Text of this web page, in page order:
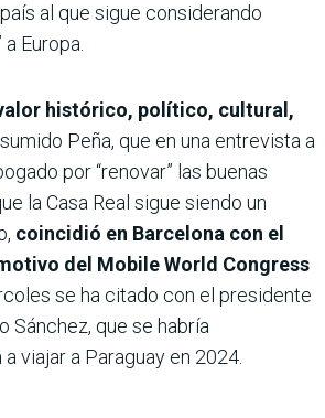
al que sigue considerando
Europa.
histórico, político, cultural,
Peña, que en una entrevista a
por “renovar” las buenas
la Casa Real sigue siendo un
coincidió en Barcelona con el
del Mobile World Congress
se ha citado con el presidente
Sánchez, que se habría
viajar a Paraguay en 2024.